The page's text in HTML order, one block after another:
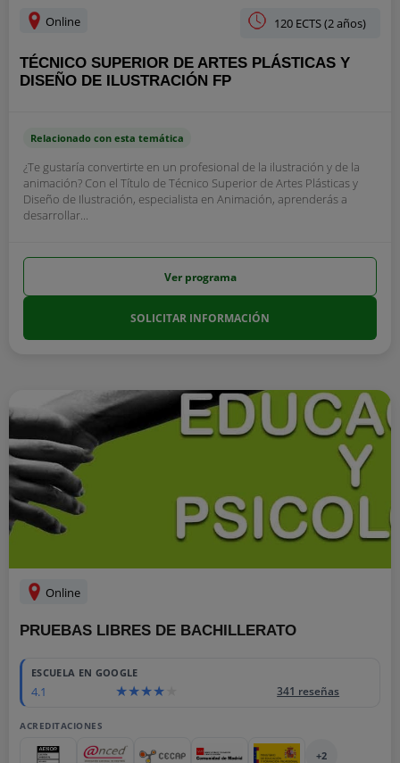
Online 120 ECTS (2 años)
TÉCNICO SUPERIOR DE ARTES PLÁSTICAS Y
DISEÑO DE ILUSTRACIÓN FP
Relacionado con esta temática
¿Te gustaría convertirte en un profesional de la ilustración y de la
animación? Con el Título de Técnico Superior de Artes Plásticas y
Diseño de Ilustración, especialista en Animación, aprenderás a
desarrollar...
Ver programa
SOLICITAR INFORMACIÓN
Online
PRUEBAS LIBRES DE BACHILLERATO
ESCUELA EN GOOGLE
4.1 341 reseñas
ACREDITACIONES
+2